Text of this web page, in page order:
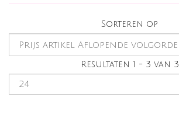
Sorteren op
Resultaten 1 - 3 van 3